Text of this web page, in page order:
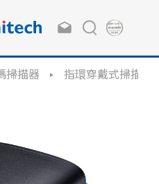
掃描器 指環穿戴式掃描器